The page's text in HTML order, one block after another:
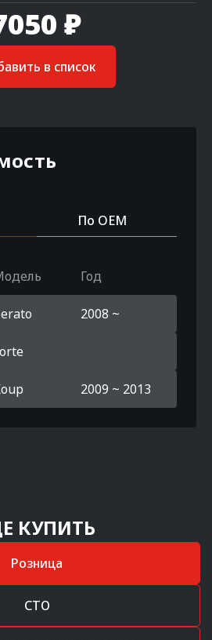
₽
в список
По OEM
Год
2008 ~
2009 ~ 2013
КУПИТЬ
Розница
СТО